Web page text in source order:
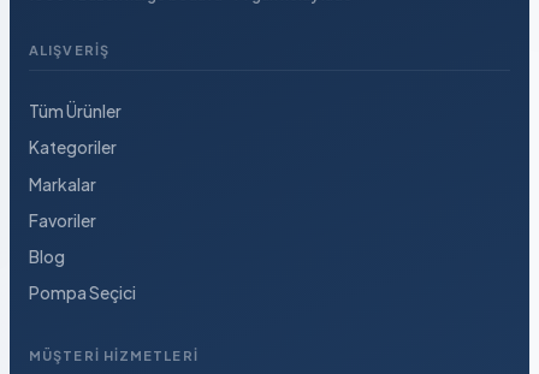
ALIŞVERIŞ
Tüm Ürünler
Kategoriler
Markalar
Favoriler
Blog
Pompa Seçici
MÜŞTERI HIZMETLERI